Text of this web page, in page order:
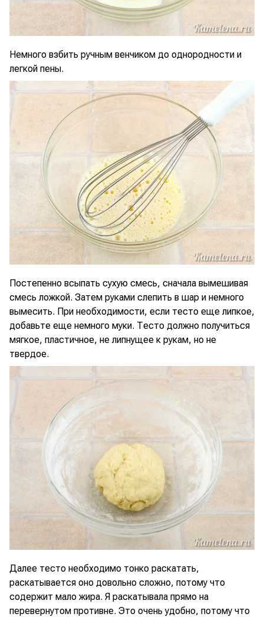
Немного взбить ручным венчиком до однородности и
легкой пены.
Постепенно всыпать сухую смесь, сначала вымешивая
смесь ложкой. Затем руками слепить в шар и немного
вымесить. При необходимости, если тесто еще липкое,
добавьте еще немного муки. Тесто должно получиться
мягкое, пластичное, не липнущее к рукам, но не
твердое.
Далее тесто необходимо тонко раскатать,
раскатывается оно довольно сложно, потому что
содержит мало жира. Я раскатывала прямо на
перевернутом противне. Это очень удобно, потому что